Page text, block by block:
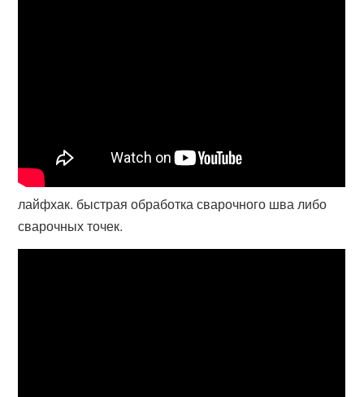
лайфхак. быстрая обработка сварочного шва либо
сварочных точек.